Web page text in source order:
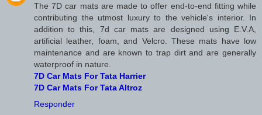
The 7D car mats are made to offer end-to-end fitting while
contributing the utmost luxury to the vehicle's interior. In
addition to this, 7d car mats are designed using E.V.A,
artificial leather, foam, and Velcro. These mats have low
maintenance and are known to trap dirt and are generally
waterproof in nature.
7D Car Mats For Tata Harrier
7D Car Mats For Tata Altroz
Responder